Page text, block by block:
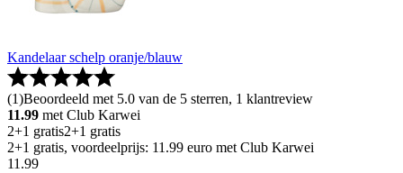
Kandelaar schelp oranje/blauw
(1)Beoordeeld met 5.0 van de 5 sterren, 1 klantreview
11.99 met Club Karwei
2+1 gratis2+1 gratis
2+1 gratis, voordeelprijs: 11.99 euro met Club Karwei
11 .99